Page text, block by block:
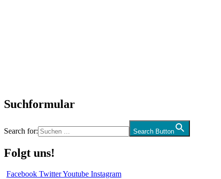
Suchformular
Search for: Search Button
Folgt uns!
Facebook TwitterYoutube Instagram